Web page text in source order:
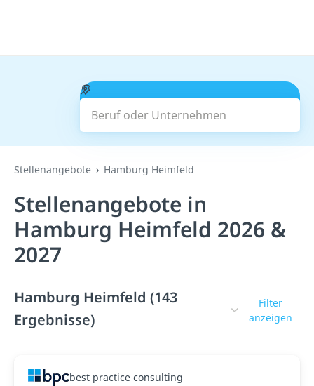
Beruf oder Unternehmen
Suchen
Stellenangebote Hamburg Heimfeld
Stellenangebote in
Hamburg Heimfeld 2026 &
2027
Hamburg Heimfeld (143
Ergebnisse)
Filter
anzeigen
best practice consulting